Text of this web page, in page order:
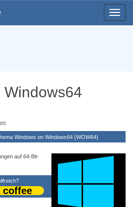
Toggle
Windows on Windows64 (WOW64)
auf 64-Bit-
coffee